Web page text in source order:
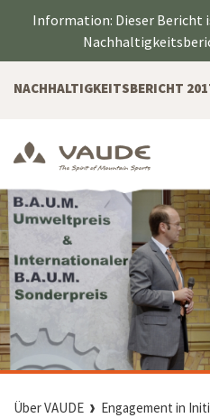
Information: Dieser Bericht
NACHHALTIGKEITSBERICHT
Über VAUDE Engagement in